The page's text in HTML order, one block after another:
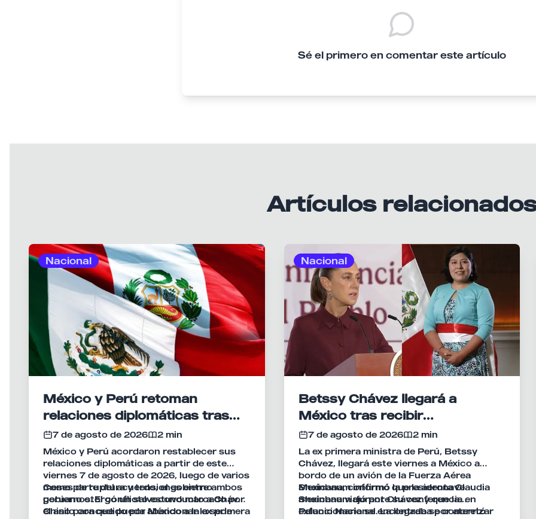
Sé el primero en comentar este artículo
Artículos
Nacional
México y Perú retoman
relaciones diplomáticas tras
meses de tensión
7 de agosto de 2026
2 min
México y Perú acordaron restablecer sus
relaciones diplomáticas a partir de este
viernes 7 de agosto de 2026, luego de varios
meses de ruptura y tensiones entre ambos
gobiernos. El conflicto estuvo marcado por
el asilo concedido por México a la ex primera
Como parte del acuerdo, el gobierno
peruano otorgó un salvoconducto a Chávez
Chino para que pueda abandonar la sede
Nacional
Betssy Chávez llegará a
México tras recibir
salvoconducto y asilo político
7 de agosto de 2026
2 min
La ex primera ministra de Perú, Betssy
Chávez, llegará este viernes a México a
bordo de un avión de la Fuerza Aérea
Mexicana, confirmó la presidenta Claudia
Sheinbaum durante su conferencia en
Palacio Nacional. La llegada se concretó
Sheinbaum informó que la aeronave
mexicana viajó por Chávez y que la
exfuncionaria se encontraba por aterrizar